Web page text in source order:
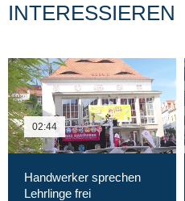
INTERESSIEREN
02:44
Handwerker sprechen
Lehrlinge frei